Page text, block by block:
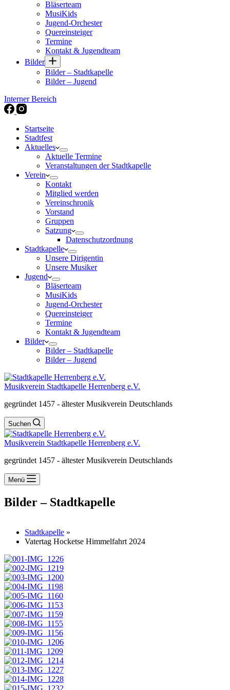
Bläserteam
MusiKids
Jugend-Orchester
Quereinsteiger
Termine
Kontakt & Jugendteam
Bilder
Bilder – Stadtkapelle
Bilder – Jugend
Interner Bereich
Startseite
Stadtfest
Aktuelles
Aktuelle Termine
Veranstaltungen der Stadtkapelle
Verein
Kontakt
Mitglied werden
Vereinschronik
Vorstand
Gruppen
Satzung
Datenschutzordnung
Stadtkapelle
Unsere Dirigentin
Unsere Musiker
Jugend
Bläserteam
MusiKids
Jugend-Orchester
Quereinsteiger
Termine
Kontakt & Jugendteam
Bilder
Bilder – Stadtkapelle
Bilder – Jugend
Musikverein Stadtkapelle Herrenberg e.V.
gegründet 1457 - ältester Musikverein Deutschlands
Suchen
Musikverein Stadtkapelle Herrenberg e.V.
gegründet 1457 - ältester Musikverein Deutschlands
Menü
Bilder – Stadtkapelle
Stadtkapelle »
Vatertag Hocketse Himmelfahrt 2024